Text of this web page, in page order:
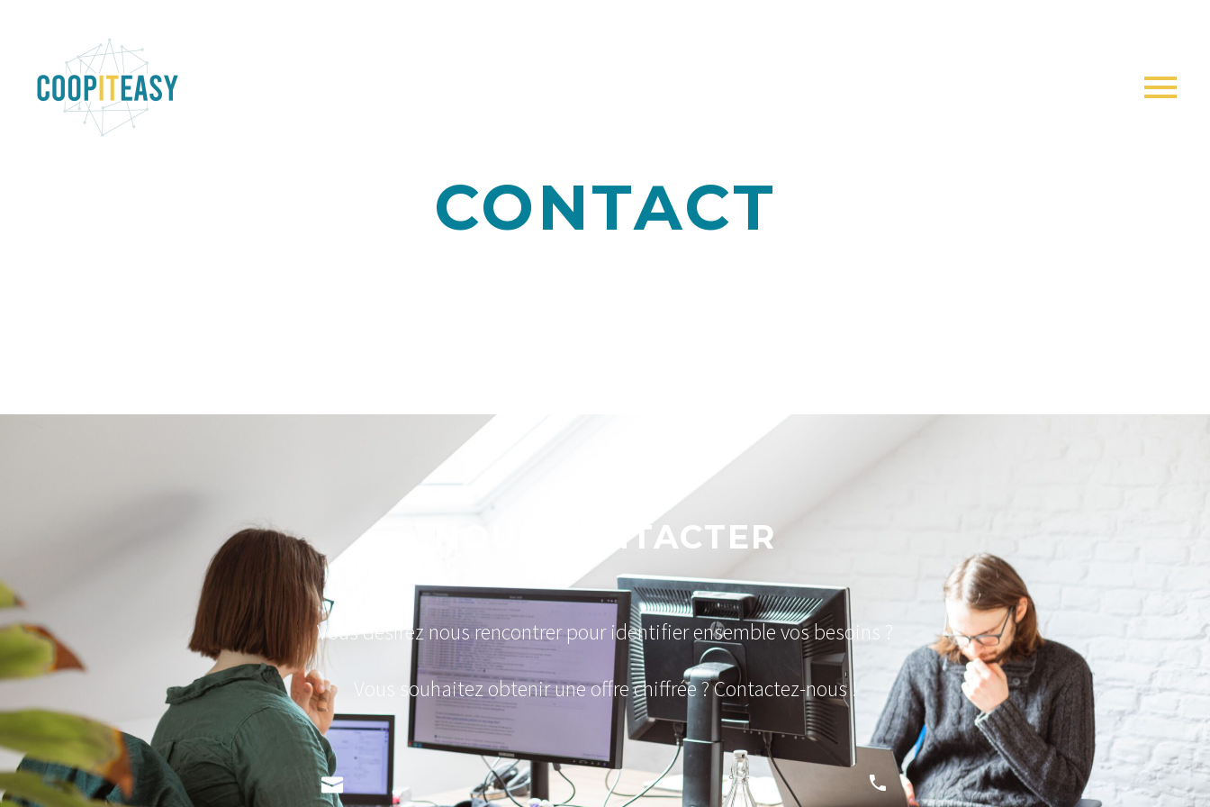
CONTACT
NOUS CONTACTER
Vous désirez nous rencontrer pour identifier ensemble vos besoins ?
Vous souhaitez obtenir une offre chiffrée ? Contactez-nous !